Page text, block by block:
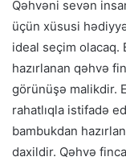
Qəhvəni sevən
üçün xüsusi
ideal seçim
hazırlanan qəhvə
görünüşə malikdir.
rahatlıqla istifadə
bambukdan
daxildir. Qəhvə